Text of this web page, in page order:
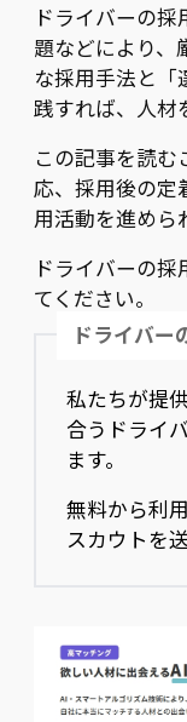
ドライバーの
題などにより、
な採用手法と
践すれば、人材
この記事を読
応、採用後の定
用活動を進めら
ドライバーの
てください。
ドライバー
私たちが提
合うドライ
ます。
無料から利
スカウトを